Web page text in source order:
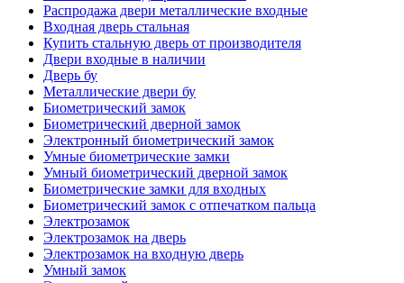
Распродажа двери металлические входные
Входная дверь стальная
Купить стальную дверь от производителя
Двери входные в наличии
Дверь бу
Металлические двери бу
Биометрический замок
Биометрический дверной замок
Электронный биометрический замок
Умные биометрические замки
Умный биометрический дверной замок
Биометрические замки для входных
Биометрический замок с отпечатком пальца
Электрозамок
Электрозамок на дверь
Электрозамок на входную дверь
Умный замок